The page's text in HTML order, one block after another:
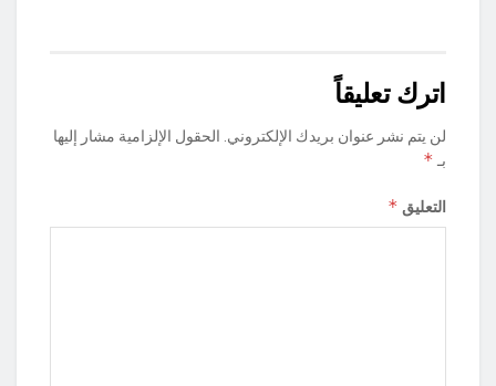
اترك تعليقاً
لن يتم نشر عنوان بريدك الإلكتروني. الحقول الإلزامية مشار إليها
بـ *
التعليق *